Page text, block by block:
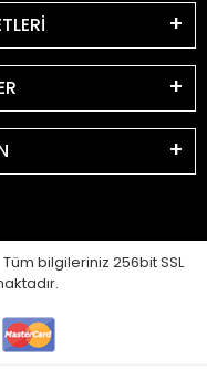
Tüm bilgileriniz 256bit SSL